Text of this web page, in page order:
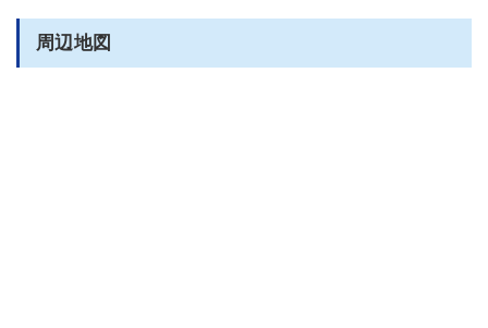
周辺地図